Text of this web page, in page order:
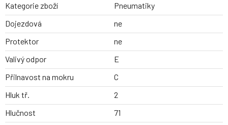
Kategorie zboží
Pneumatiky
Dojezdová
ne
Protektor
ne
Valivý odpor
E
Přilnavost na mokru
C
Hluk tř.
2
Hlučnost
71